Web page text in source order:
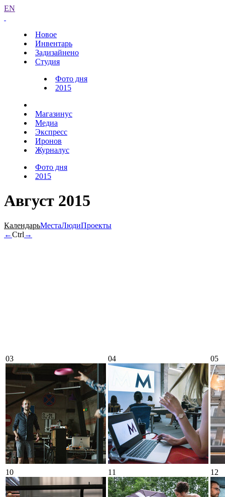
EN
Новое
Инвентарь
Задизайнено
Студия
Фото дня
2015
Магазинус
Медиа
Экспресс
Иронов
Журналус
Фото дня
2015
Август 2015
КалендарьМестаЛюдиПроекты
←Ctrl →
03 04 05
10 11 12